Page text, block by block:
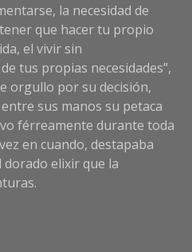
la necesidad de
que hacer tu propio
el vivir sin
tus propias necesidades”,
orgullo por su decisión,
sus manos su petaca
férreamente durante toda
en cuando, destapaba
elixir que la